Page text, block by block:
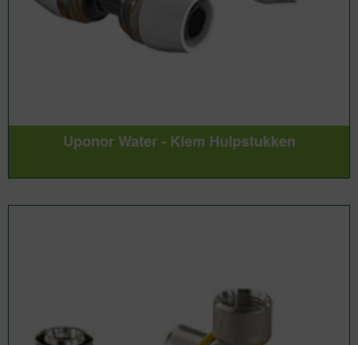
Uponor Water - Klem Hulpstukken